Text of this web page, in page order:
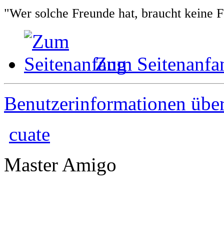
"Wer solche Freunde hat, braucht keine
Zum
Benutzerinformationen
cuate
Master Amigo